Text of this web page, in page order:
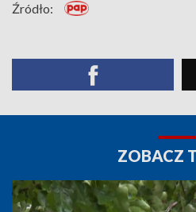
Źródło:
ZOBACZ